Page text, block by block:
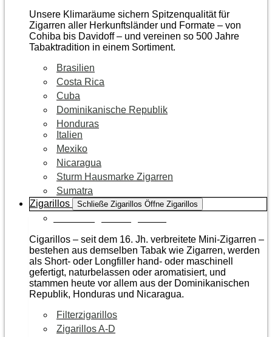
Unsere Klimaräume sichern Spitzenqualität für
Zigarren aller Herkunftsländer und Formate – von
Cohiba bis Davidoff – und vereinen so 500 Jahre
Tabaktradition in einem Sortiment.
Brasilien
Costa Rica
Cuba
Dominikanische Republik
Honduras
Italien
Mexiko
Nicaragua
Sturm Hausmarke Zigarren
Sumatra
Zigarillos
Schließe Zigarillos Öffne Zigarillos
Cigarillos – seit dem 16. Jh. verbreitete Mini-Zigarren –
bestehen aus demselben Tabak wie Zigarren, werden
als Short- oder Longfiller hand- oder maschinell
gefertigt, naturbelassen oder aromatisiert, und
stammen heute vor allem aus der Dominikanischen
Republik, Honduras und Nicaragua.
Filterzigarillos
Zigarillos A-D